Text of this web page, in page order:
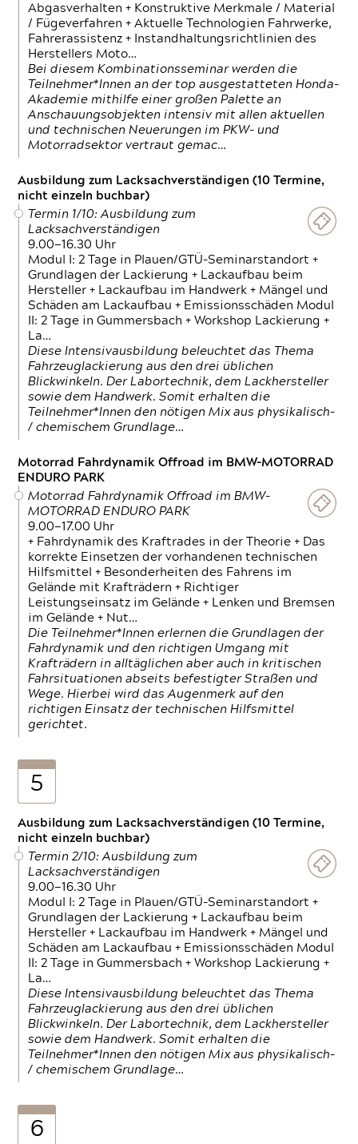
Abgasverhalten + Konstruktive Merkmale / Material
/ Fügeverfahren + Aktuelle Technologien Fahrwerke,
Fahrerassistenz + Instandhaltungsrichtlinien des
Herstellers Moto…
Bei diesem Kombinationsseminar werden die
Teilnehmer*Innen an der top ausgestatteten Honda-
Akademie mithilfe einer großen Palette an
Anschauungsobjekten intensiv mit allen aktuellen
und technischen Neuerungen im PKW- und
Motorradsektor vertraut gemac…
Ausbildung zum Lacksachverständigen (10 Termine,
nicht einzeln buchbar)
Termin 1/10: Ausbildung zum
Lacksachverständigen
9.00—16.30 Uhr
Modul I: 2 Tage in Plauen/GTÜ-Seminarstandort +
Grundlagen der Lackierung + Lackaufbau beim
Hersteller + Lackaufbau im Handwerk + Mängel und
Schäden am Lackaufbau + Emissionsschäden Modul
II: 2 Tage in Gummersbach + Workshop Lackierung +
La…
Diese Intensivausbildung beleuchtet das Thema
Fahrzeuglackierung aus den drei üblichen
Blickwinkeln. Der Labortechnik, dem Lackhersteller
sowie dem Handwerk. Somit erhalten die
Teilnehmer*Innen den nötigen Mix aus physikalisch-
/ chemischem Grundlage…
Motorrad Fahrdynamik Offroad im BMW-MOTORRAD
ENDURO PARK
Motorrad Fahrdynamik Offroad im BMW-
MOTORRAD ENDURO PARK
9.00—17.00 Uhr
+ Fahrdynamik des Kraftrades in der Theorie + Das
korrekte Einsetzen der vorhandenen technischen
Hilfsmittel + Besonderheiten des Fahrens im
Gelände mit Krafträdern + Richtiger
Leistungseinsatz im Gelände + Lenken und Bremsen
im Gelände + Nut…
Die Teilnehmer*Innen erlernen die Grundlagen der
Fahrdynamik und den richtigen Umgang mit
Krafträdern in alltäglichen aber auch in kritischen
Fahrsituationen abseits befestigter Straßen und
Wege. Hierbei wird das Augenmerk auf den
richtigen Einsatz der technischen Hilfsmittel
gerichtet.
5
Ausbildung zum Lacksachverständigen (10 Termine,
nicht einzeln buchbar)
Termin 2/10: Ausbildung zum
Lacksachverständigen
9.00—16.30 Uhr
Modul I: 2 Tage in Plauen/GTÜ-Seminarstandort +
Grundlagen der Lackierung + Lackaufbau beim
Hersteller + Lackaufbau im Handwerk + Mängel und
Schäden am Lackaufbau + Emissionsschäden Modul
II: 2 Tage in Gummersbach + Workshop Lackierung +
La…
Diese Intensivausbildung beleuchtet das Thema
Fahrzeuglackierung aus den drei üblichen
Blickwinkeln. Der Labortechnik, dem Lackhersteller
sowie dem Handwerk. Somit erhalten die
Teilnehmer*Innen den nötigen Mix aus physikalisch-
/ chemischem Grundlage…
6